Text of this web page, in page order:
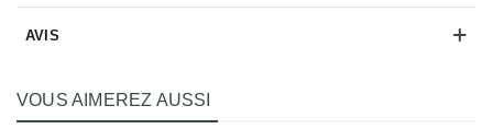
AVIS
VOUS AIMEREZ AUSSI